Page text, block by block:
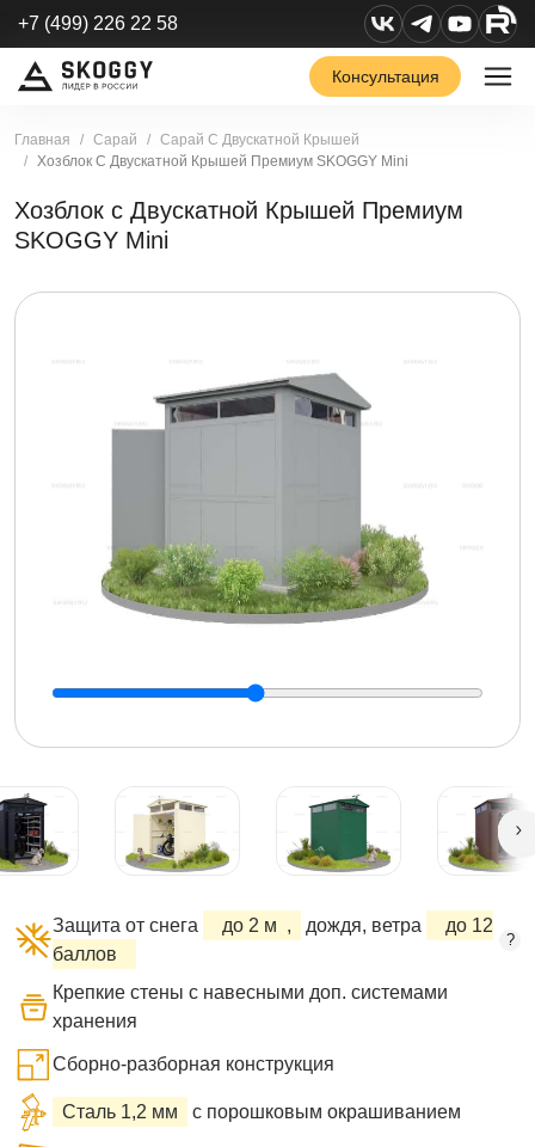
+7 (499) 226 22 58
Консультация
Главная Сарай
Сарай С Двускатной Крышей
Хозблок С Двускатной Крышей Премиум SKOGGY Mini
Хозблок с Двускатной Крышей Премиум
SKOGGY Mini
Защита от снега до 2 м , дождя, ветра
до 12
баллов
?
Крепкие стены с навесными доп. системами
хранения
Сборно-разборная конструкция
Сталь 1,2 мм с порошковым окрашиванием